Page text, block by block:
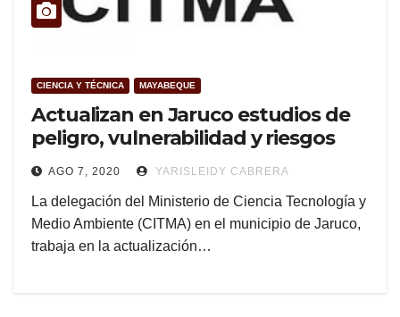
CIENCIA Y TÉCNICA MAYABEQUE
Actualizan en Jaruco estudios de
peligro, vulnerabilidad y riesgos
AGO 7, 2020 YARISLEIDY CABRERA
La delegación del Ministerio de Ciencia Tecnología y
Medio Ambiente (CITMA) en el municipio de Jaruco,
trabaja en la actualización…